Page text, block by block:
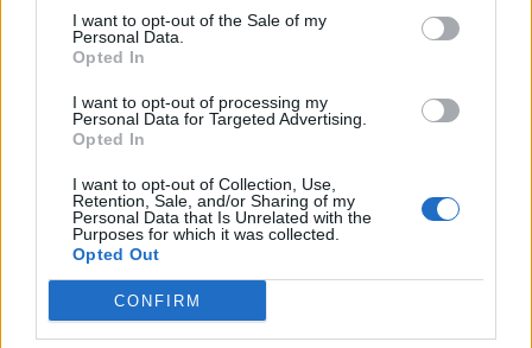
I want to opt-out of the Sale of my
Personal Data.
Opted In
I want to opt-out of processing my
Personal Data for Targeted Advertising.
Opted In
I want to opt-out of Collection, Use,
Retention, Sale, and/or Sharing of my
Personal Data that Is Unrelated with the
Purposes for which it was collected.
Opted Out
CONFIRM
Commenti
Accedioregistratiper commentare questo
articolo.
L'email è richiesta ma non verrà mostrata ai visitatori. Il contenuto di questo
commento esprime il pensiero dell'autore e non rappresenta la linea editoriale
di VareseNews.it, che rimane autonoma e indipendente. I messaggi inclusi nei
commenti non sono testi giornalistici, ma post inviati dai singoli lettori che
possono essere automaticamente pubblicati senza filtro preventivo. I commenti
che includano uno o più link a siti esterni verranno rimossi in automatico dal